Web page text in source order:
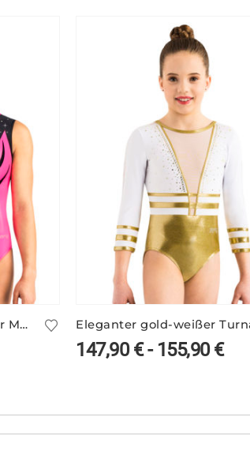
Pinkschwarzer ärmelloser Mädchen Turnanzug ATHEA/4
147,90€- 155,90€